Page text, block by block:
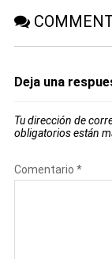
Deja una
Tu dirección de
obligatorios están
Comentario *